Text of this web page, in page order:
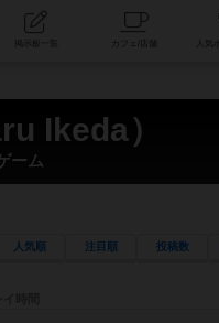
ミュニティ
Ikeda）
ーム
人気順 注目順 投稿数
となる所要時間を指定することがで